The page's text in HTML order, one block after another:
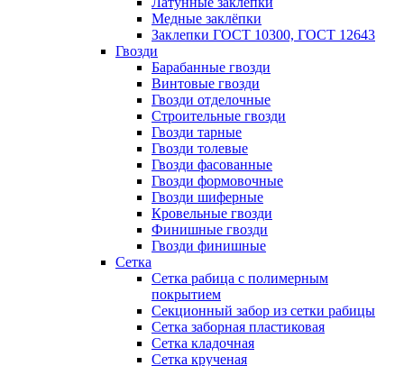
Медные заклёпки
Заклепки ГОСТ 10300, ГОСТ 12643
Гвозди
Барабанные гвозди
Винтовые гвозди
Гвозди отделочные
Строительные гвозди
Гвозди тарные
Гвозди толевые
Гвозди фасованные
Гвозди формовочные
Гвозди шиферные
Кровельные гвозди
Финишные гвозди
Гвозди финишные
Сетка
Сетка рабица с полимерным
покрытием
Секционный забор из сетки рабицы
Сетка заборная пластиковая
Сетка кладочная
Сетка крученая